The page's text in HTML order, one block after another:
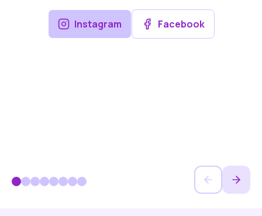
Instagram Facebook